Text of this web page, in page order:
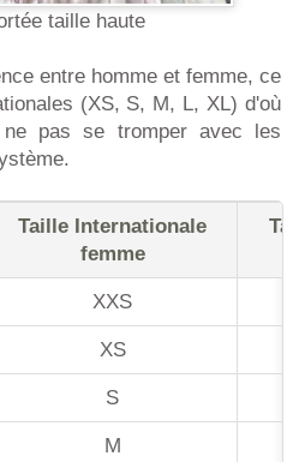
taille haute
entre homme et femme, ce
(XS, S, M, L, XL) d'où
pas se tromper avec les
Taille Internationale
femme
XXS
XS
S
M